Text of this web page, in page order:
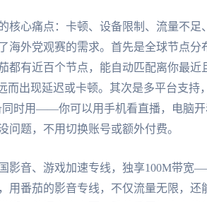
核心痛点：卡顿、设备限制、流量不足
海外党观赛的需求。首先是全球节点分
有近百个节点，能自动匹配离你最近
出现延迟或卡顿。其次是多平台支持
同时用——你可以用手机看直播，电脑
题，不用切换账号或额外付费。
影音、游戏加速专线，独享100M带宽
用番茄的影音专线，不仅流量无限，还